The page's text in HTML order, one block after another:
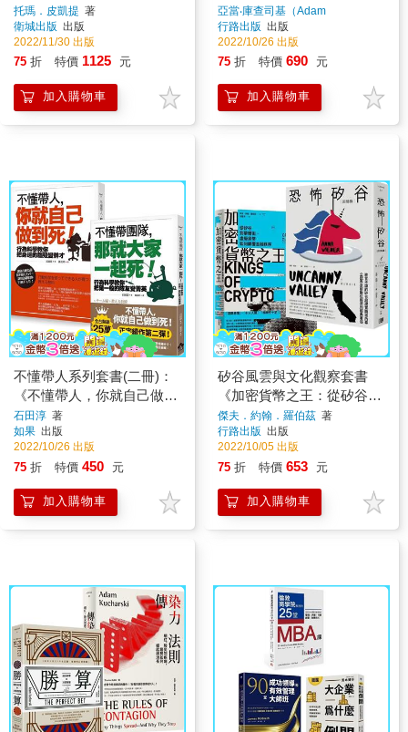
托瑪．皮凱提 著
衛城出版 出版
2022/11/30 出版
75 折 特價 1125 元
加入購物車
則：網紅、股災到疾病，趨
勢如何崛起與消長》＋《商
業大騙局：風險專家解密驚
天詐欺案手法與犯罪溫床》
亞當‧庫查司基（Adam
Kucharski）、丹‧戴維斯（Dan
Davies）著
行路出版 出版
2022/10/26 出版
75 折 特價 690 元
加入購物車
不懂帶人系列套書(二冊)：
《不懂帶人，你就自己做到
死！》＋《不懂帶團隊，那
就大家一起死！》
石田淳 著
如果 出版
2022/10/26 出版
75 折 特價 450 元
加入購物車
矽谷風雲與文化觀察套書
《加密貨幣之王：從矽谷到
華爾街，虛擬貨幣如何顛覆
金融秩序》＋《恐怖矽谷：
回憶錄》
傑夫．約翰．羅伯茲 著
行路出版 出版
2022/10/05 出版
75 折 特價 653 元
加入購物車